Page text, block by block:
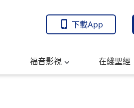
下載App
福音影視 在綫聖經